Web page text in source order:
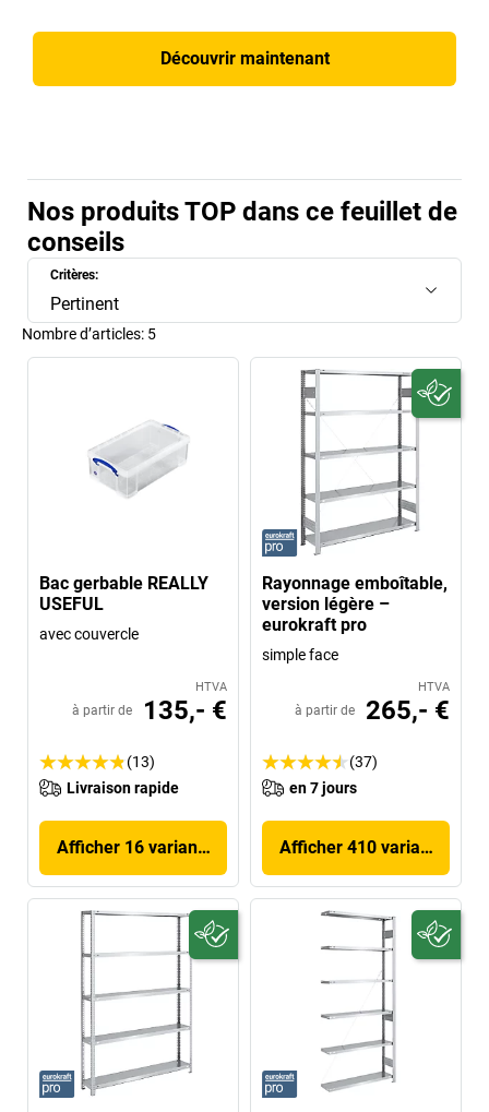
Découvrir maintenant
Nos produits TOP dans ce feuillet de
conseils
Critères:
Pertinent
Nombre d’articles: 5
Bac gerbable REALLY
USEFUL
avec couvercle
HTVA
à partir de 135,- €
(13)
Livraison rapide
Afficher 16 variantes
Rayonnage emboîtable,
version légère –
eurokraft pro
simple face
HTVA
à partir de 265,- €
(37)
en 7 jours
Afficher 410 variantes